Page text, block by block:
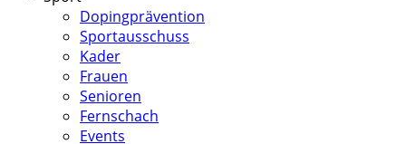
Dopingprävention
Sportausschuss
Kader
Frauen
Senioren
Fernschach
Events